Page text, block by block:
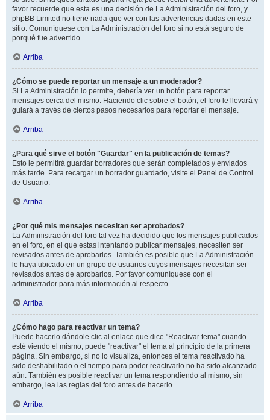
favor recuerde que esta es una decisión de La Administración del foro, y
phpBB Limited no tiene nada que ver con las advertencias dadas en este
sitio. Comuníquese con La Administración del foro si no está seguro de
porqué fue advertido.
Arriba
¿Cómo se puede reportar un mensaje a un moderador?
Si La Administración lo permite, debería ver un botón para reportar
mensajes cerca del mismo. Haciendo clic sobre el botón, el foro le llevará y
guiará a través de ciertos pasos necesarios para reportar el mensaje.
Arriba
¿Para qué sirve el botón "Guardar" en la publicación de temas?
Esto le permitirá guardar borradores que serán completados y enviados
más tarde. Para recargar un borrador guardado, visite el Panel de Control
de Usuario.
Arriba
¿Por qué mis mensajes necesitan ser aprobados?
La Administración del foro tal vez ha decidido que los mensajes publicados
en el foro, en el que estas intentando publicar mensajes, necesiten ser
revisados antes de aprobarlos. También es posible que La Administración
le haya ubicado en un grupo de usuarios cuyos mensajes necesitan ser
revisados antes de aprobarlos. Por favor comuníquese con el
administrador para más información al respecto.
Arriba
¿Cómo hago para reactivar un tema?
Puede hacerlo dándole clic al enlace que dice "Reactivar tema" cuando
esté viendo el mismo, puede "reactivar" el tema al principio de la primera
página. Sin embargo, si no lo visualiza, entonces el tema reactivado ha
sido deshabilitado o el tiempo para poder reactivarlo no ha sido alcanzado
aún. También es posible reactivar un tema respondiendo al mismo, sin
embargo, lea las reglas del foro antes de hacerlo.
Arriba